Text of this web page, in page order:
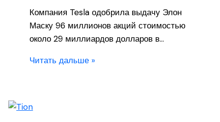
Компания Tesla одобрила выдачу Элон
Маску 96 миллионов акций стоимостью
около 29 миллиардов долларов в…
Читать дальше »